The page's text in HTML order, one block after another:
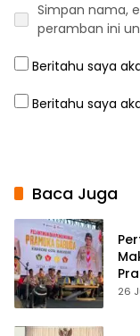
Simpan nama,
peramban ini
Beritahu saya
Beritahu saya
Baca Juga
26